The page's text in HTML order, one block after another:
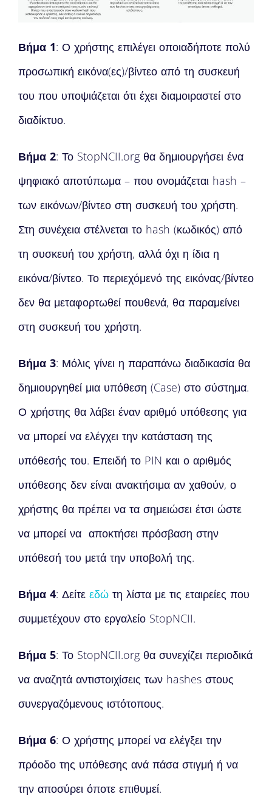
Βήμα 1: Ο χρήστης επιλέγει οποιαδήποτε πολύ
προσωπική εικόνα(ες)/βίντεο από τη συσκευή
του που υποψιάζεται ότι έχει διαμοιραστεί στο
διαδίκτυο.
Βήμα 2: Το StopNCII.org θα δημιουργήσει ένα
ψηφιακό αποτύπωμα – που ονομάζεται hash –
των εικόνων/βίντεο στη συσκευή του χρήστη.
Στη συνέχεια στέλνεται το hash (κωδικός) από
τη συσκευή του χρήστη, αλλά όχι η ίδια η
εικόνα/βίντεο. Το περιεχόμενό της εικόνας/βίντεο
δεν θα μεταφορτωθεί πουθενά, θα παραμείνει
στη συσκευή του χρήστη.
Βήμα 3: Μόλις γίνει η παραπάνω διαδικασία θα
δημιουργηθεί μια υπόθεση (Case) στο σύστημα.
Ο χρήστης θα λάβει έναν αριθμό υπόθεσης για
να μπορεί να ελέγχει την κατάσταση της
υπόθεσής του. Επειδή το PIN και ο αριθμός
υπόθεσης δεν είναι ανακτήσιμα αν χαθούν, ο
χρήστης θα πρέπει να τα σημειώσει έτσι ώστε
να μπορεί να αποκτήσει πρόσβαση στην
υπόθεσή του μετά την υποβολή της.
Βήμα 4: Δείτε εδώ τη λίστα με τις εταιρείες που
συμμετέχουν στο εργαλείο StopNCII.
Βήμα 5: Το StopNCII.org θα συνεχίζει περιοδικά
να αναζητά αντιστοιχίσεις των hashes στους
συνεργαζόμενους ιστότοπους.
Βήμα 6: Ο χρήστης μπορεί να ελέγξει την
πρόοδο της υπόθεσης ανά πάσα στιγμή ή να
την αποσύρει όποτε επιθυμεί.